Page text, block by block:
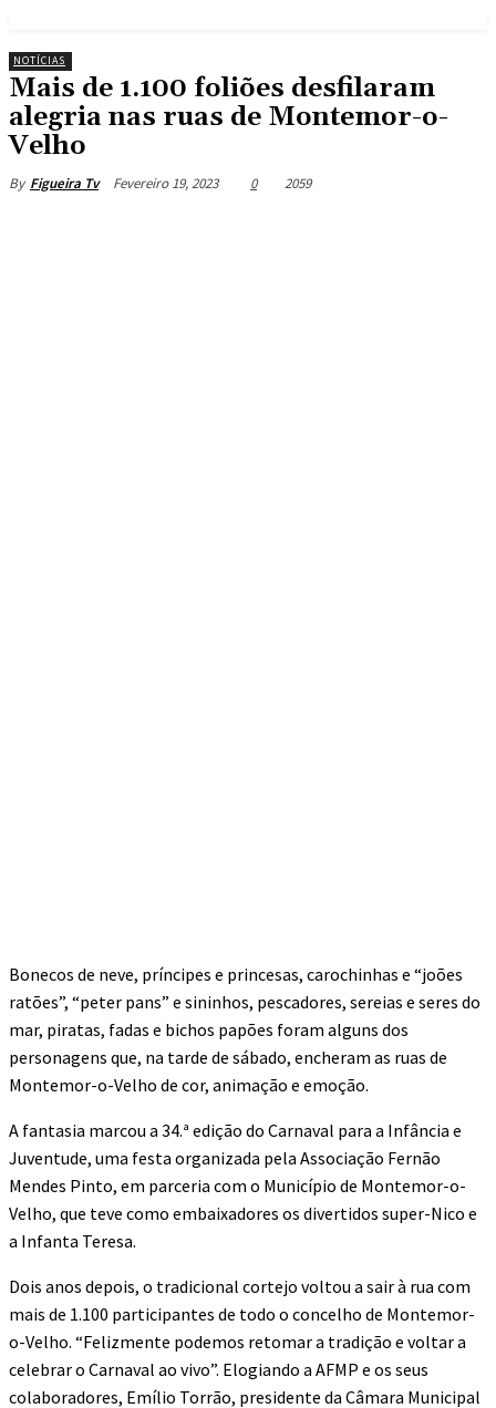
NOTÍCIAS
Mais de 1.100 foliões desfilaram
alegria nas ruas de Montemor-o-
Velho
By Figueira Tv Fevereiro 19, 2023 0 2059
Bonecos de neve, príncipes e princesas, carochinhas e “joões
ratões”, “peter pans” e sininhos, pescadores, sereias e seres do
mar, piratas, fadas e bichos papões foram alguns dos
personagens que, na tarde de sábado, encheram as ruas de
Montemor-o-Velho de cor, animação e emoção.
A fantasia marcou a 34.ª edição do Carnaval para a Infância e
Juventude, uma festa organizada pela Associação Fernão
Mendes Pinto, em parceria com o Município de Montemor-o-
Velho, que teve como embaixadores os divertidos super-Nico e
a Infanta Teresa.
Dois anos depois, o tradicional cortejo voltou a sair à rua com
mais de 1.100 participantes de todo o concelho de Montemor-
o-Velho. “Felizmente podemos retomar a tradição e voltar a
celebrar o Carnaval ao vivo”. Elogiando a AFMP e os seus
colaboradores, Emílio Torrão, presidente da Câmara Municipal